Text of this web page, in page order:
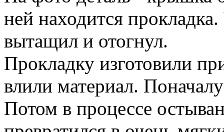
ней находится
вытащил и отогнул.
Прокладку изготовили
влили материал.
Потом в процессе